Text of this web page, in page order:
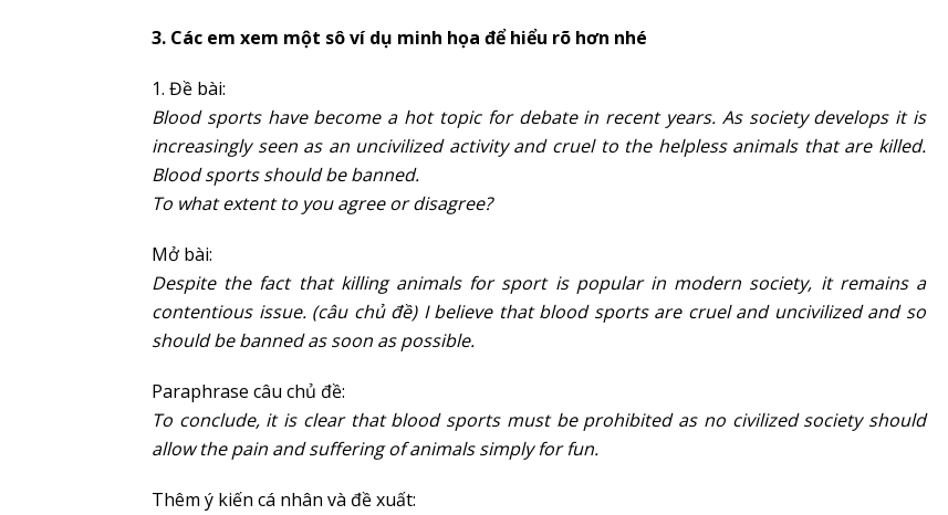
3. Các em xem một sô ví dụ minh họa để hiểu rõ hơn nhé
1. Đề bài:
Blood sports have become a hot topic for debate in recent years. As society develops it is
increasingly seen as an uncivilized activity and cruel to the helpless animals that are killed.
Blood sports should be banned.
To what extent to you agree or disagree?
Mở bài:
Despite the fact that killing animals for sport is popular in modern society, it remains a
contentious issue. (câu chủ đề) I believe that blood sports are cruel and uncivilized and so
should be banned as soon as possible.
Paraphrase câu chủ đề:
To conclude, it is clear that blood sports must be prohibited as no civilized society should
allow the pain and suffering of animals simply for fun.
Thêm ý kiến cá nhân và đề xuất: